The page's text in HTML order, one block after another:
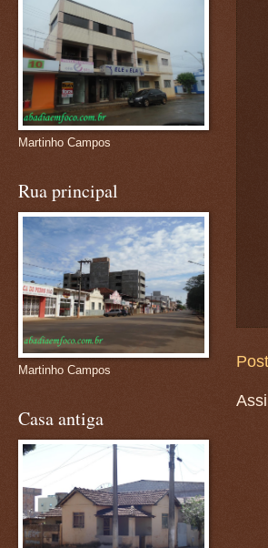
Martinho Campos
Rua principal
Martinho Campos
Casa antiga